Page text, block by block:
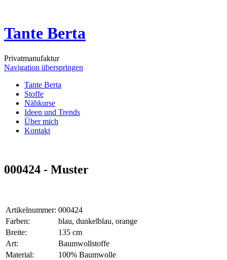
Tante Berta
Privatmanufaktur
Navigation überspringen
Tante Berta
Stoffe
Nähkurse
Ideen und Trends
Über mich
Kontakt
000424 - Muster
Artikelnummer: 000424
Farben:
blau, dunkelblau, orange
Breite:
135 cm
Art:
Baumwollstoffe
Material:
100% Baumwolle